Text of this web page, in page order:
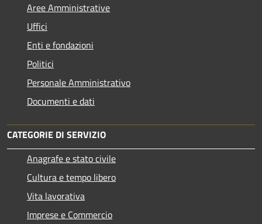
Aree Amministrative
Uffici
Enti e fondazioni
Politici
Personale Amministrativo
Documenti e dati
CATEGORIE DI SERVIZIO
Anagrafe e stato civile
Cultura e tempo libero
Vita lavorativa
Imprese e Commercio